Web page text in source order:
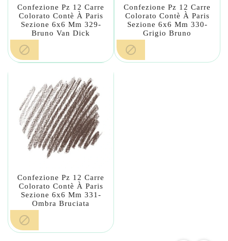
Confezione Pz 12 Carre
Colorato Contè À Paris
Sezione 6x6 Mm 329-
Bruno Van Dick

Confezione Pz 12 Carre
Colorato Contè À Paris
Sezione 6x6 Mm 330-
Grigio Bruno

Confezione Pz 12 Carre
Colorato Contè À Paris
Sezione 6x6 Mm 331-
Ombra Bruciata
